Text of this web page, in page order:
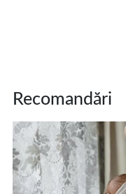
Recomandări